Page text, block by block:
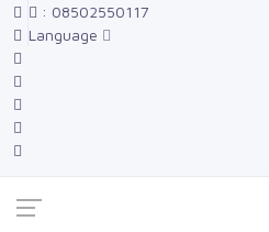
: 08502550117
Language